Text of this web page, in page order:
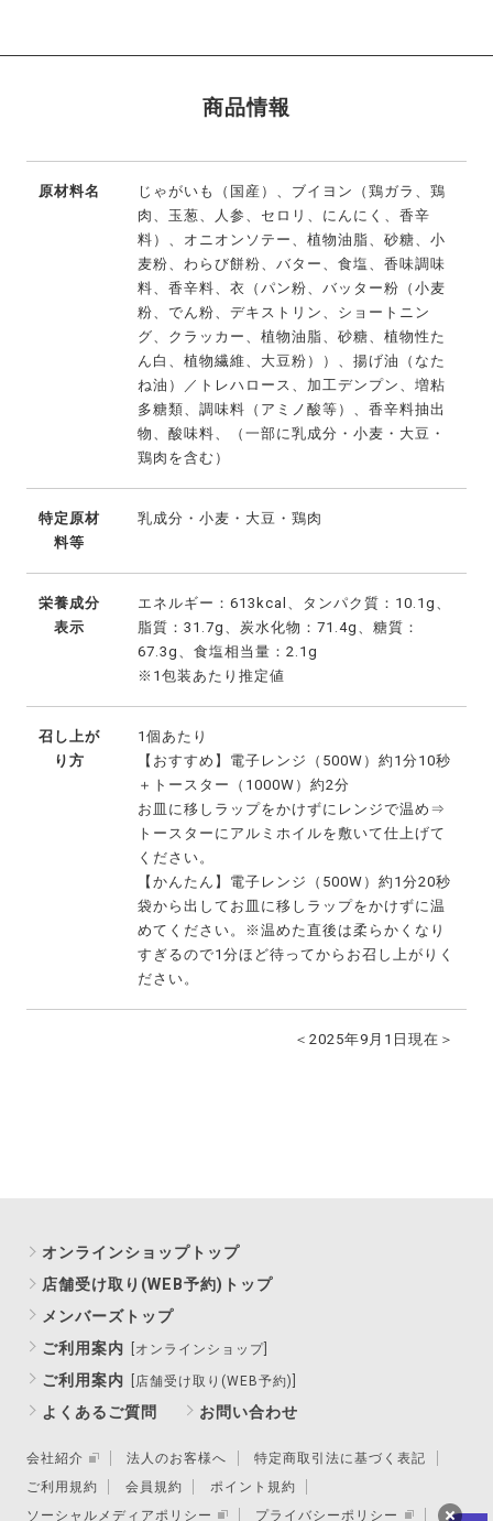
商品情報
原材料名
じゃがいも（国産）、ブイヨン（鶏ガラ、鶏
肉、玉葱、人参、セロリ、にんにく、香辛
料）、オニオンソテー、植物油脂、砂糖、小
麦粉、わらび餅粉、バター、食塩、香味調味
料、香辛料、衣（パン粉、バッター粉（小麦
粉、でん粉、デキストリン、ショートニン
グ、クラッカー、植物油脂、砂糖、植物性た
ん白、植物繊維、大豆粉））、揚げ油（なた
ね油）／トレハロース、加工デンプン、増粘
多糖類、調味料（アミノ酸等）、香辛料抽出
物、酸味料、（一部に乳成分・小麦・大豆・
鶏肉を含む）
特定原材
料等
乳成分・小麦・大豆・鶏肉
栄養成分
表示
エネルギー：613kcal、タンパク質：10.1g、
脂質：31.7g、炭水化物：71.4g、糖質：
67.3g、食塩相当量：2.1g
※1包装あたり推定値
召し上が
り方
1個あたり
【おすすめ】電子レンジ（500W）約1分10秒
＋トースター（1000W）約2分
お皿に移しラップをかけずにレンジで温め⇒
トースターにアルミホイルを敷いて仕上げて
ください。
【かんたん】電子レンジ（500W）約1分20秒
袋から出してお皿に移しラップをかけずに温
めてください。※温めた直後は柔らかくなり
すぎるので1分ほど待ってからお召し上がりく
ださい。
＜2025年9月1日現在＞
オンラインショップトップ
店舗受け取り(WEB予約)トップ
メンバーズトップ
ご利用案内
[オンラインショップ]
ご利用案内 [店舗受け取り(WEB予約)]
よくあるご質問 お問い合わせ
会社紹介 法人のお客様へ
特定商取引法に基づく表記
ご利用規約
会員規約
ポイント規約
ソーシャルメディアポリシー
プライバシーポリシー